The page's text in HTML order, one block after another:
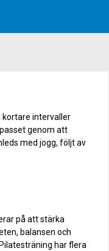
kortare intervaller
genom att
med jogg, följt av
på att stärka
balansen och
har flera